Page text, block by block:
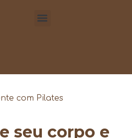
com Pilates
seu corpo e